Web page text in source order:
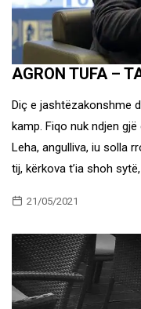
AGRON TUFA –
Diç e jashtëzakonshme
kamp. Fiqo nuk ndjen
Leha, angulliva, iu solla
tij, kërkova t’ia shoh
21/05/2021